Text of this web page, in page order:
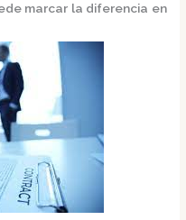
marcar la diferencia en